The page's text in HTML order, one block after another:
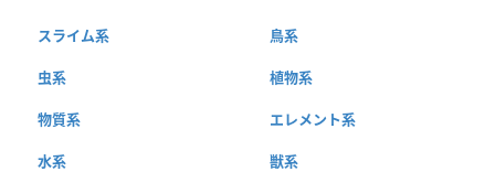
スライム系 鳥系
虫系 植物系
物質系 エレメント系
水系 獣系